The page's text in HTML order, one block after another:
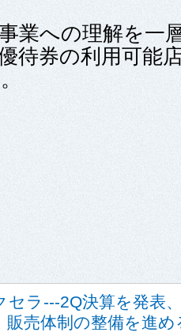
業への理解を一
待券の利用可能
セラ---2Q決算を発表
販売体制の整備を進め